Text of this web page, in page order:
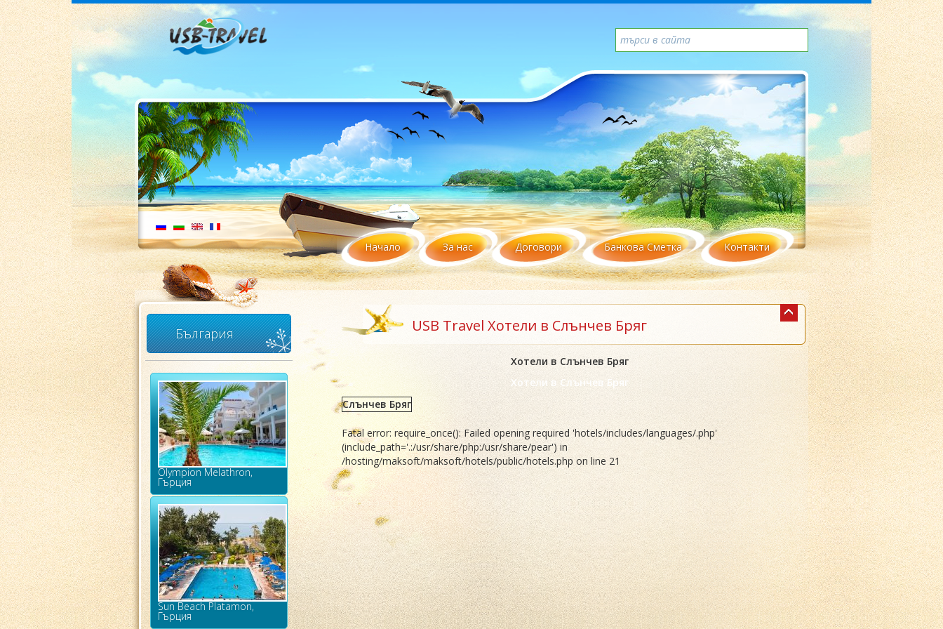
Начало За нас Договори Банкова Сметка Контакти
България
Olympion Melathron,
Гърция
Sun Beach Platamon,
Гърция
USB Travel Хотели в Слънчев Бряг
Хотели в Слънчев Бряг
Хотели в Слънчев Бряг
Слънчев Бряг
Fatal error: require_once(): Failed opening required 'hotels/includes/languages/.php'
(include_path='.:/usr/share/php:/usr/share/pear') in
/hosting/maksoft/maksoft/hotels/public/hotels.php on line 21